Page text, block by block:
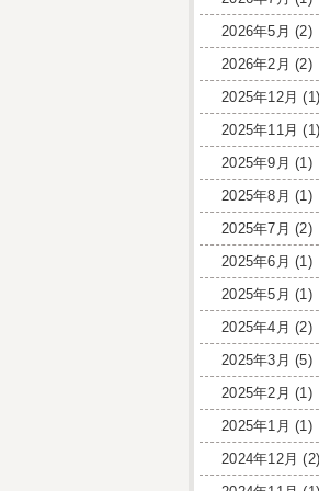
2026年5月 (2)
2026年2月 (2)
2025年12月 (1)
2025年11月 (1)
2025年9月 (1)
2025年8月 (1)
2025年7月 (2)
2025年6月 (1)
2025年5月 (1)
2025年4月 (2)
2025年3月 (5)
2025年2月 (1)
2025年1月 (1)
2024年12月 (2)